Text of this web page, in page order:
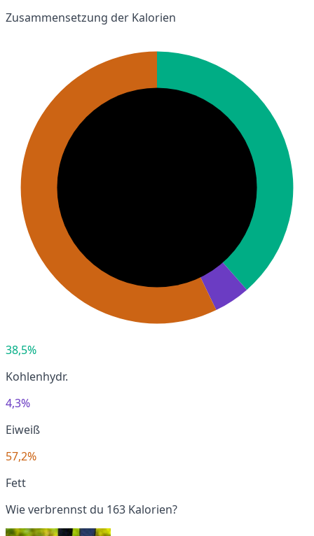
Zusammensetzung der Kalorien
38,5%
Kohlenhydr.
4,3%
Eiweiß
57,2%
Fett
Wie verbrennst du 163 Kalorien?